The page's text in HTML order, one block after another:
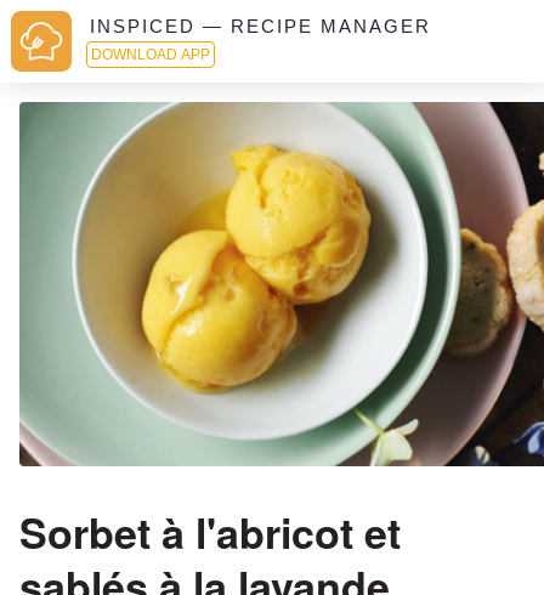
INSPICED — RECIPE MANAGER
DOWNLOAD APP
Sorbet à l'abricot et